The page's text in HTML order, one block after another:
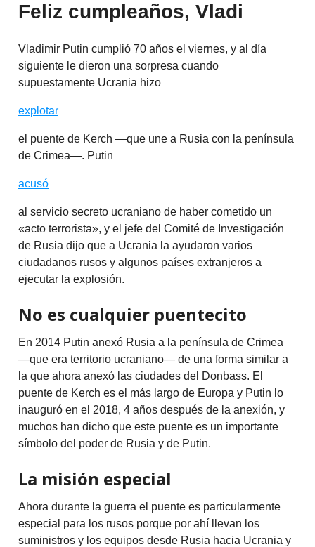
Feliz cumpleaños, Vladi
Vladimir Putin cumplió 70 años el viernes, y al día
siguiente le dieron una sorpresa cuando
supuestamente Ucrania hizo
explotar
el puente de Kerch —que une a Rusia con la península
de Crimea—. Putin
acusó
al servicio secreto ucraniano de haber cometido un
«acto terrorista», y el jefe del Comité de Investigación
de Rusia dijo que a Ucrania la ayudaron varios
ciudadanos rusos y algunos países extranjeros a
ejecutar la explosión.
No es cualquier puentecito
En 2014 Putin anexó Rusia a la península de Crimea
—que era territorio ucraniano— de una forma similar a
la que ahora anexó las ciudades del Donbass. El
puente de Kerch es el más largo de Europa y Putin lo
inauguró en el 2018, 4 años después de la anexión, y
muchos han dicho que este puente es un importante
símbolo del poder de Rusia y de Putin.
La misión especial
Ahora durante la guerra el puente es particularmente
especial para los rusos porque por ahí llevan los
suministros y los equipos desde Rusia hacia Ucrania y